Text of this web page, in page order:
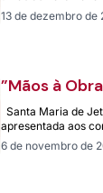
amigas y queridos
13 de dezembro de
”Mãos à
mutirão de
mil pães
Santa Maria de
apresentada aos
Obra, a se…
6 de novembro de